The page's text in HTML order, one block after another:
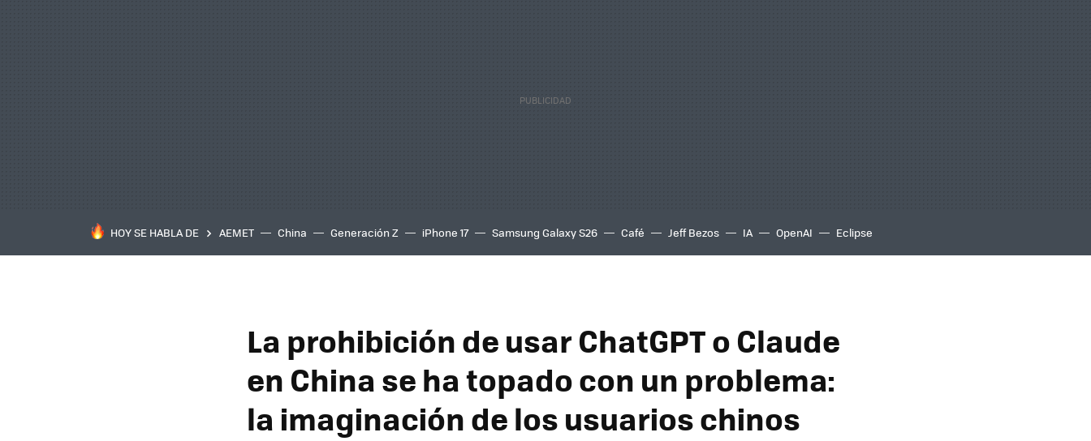
HOY SE HABLA DE AEMET China Generación Z iPhone 17 Samsung Galaxy S26 Café Jeff Bezos IA OpenAI Eclipse
La prohibición de usar ChatGPT o Claude
en China se ha topado con un problema:
la imaginación de los usuarios chinos